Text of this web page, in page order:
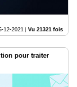
12-2021 Vu 21321 fois
pour traiter